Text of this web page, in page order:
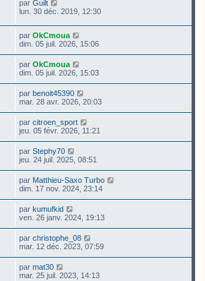
par Guilt
lun. 30 déc. 2019, 12:30
par OkCmoua
dim. 05 juil. 2026, 15:06
par OkCmoua
dim. 05 juil. 2026, 15:03
par benoit45390
mar. 28 avr. 2026, 20:03
par citroen_sport
jeu. 05 févr. 2026, 11:21
par Stephy70
jeu. 24 juil. 2025, 08:51
par Matthieu-Saxo Turbo
dim. 17 nov. 2024, 23:14
par kumufkid
ven. 26 janv. 2024, 19:13
par christophe_08
mar. 12 déc. 2023, 07:59
par mat30
mar. 25 juil. 2023, 14:13